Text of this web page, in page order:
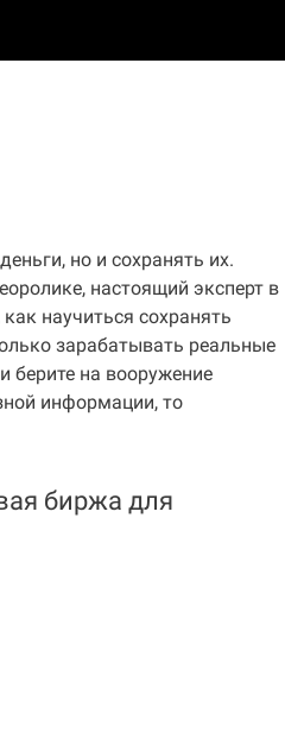
но и сохранять их.
настоящий эксперт в
научиться сохранять
зарабатывать реальные
берите на вооружение
информации, то
биржа для